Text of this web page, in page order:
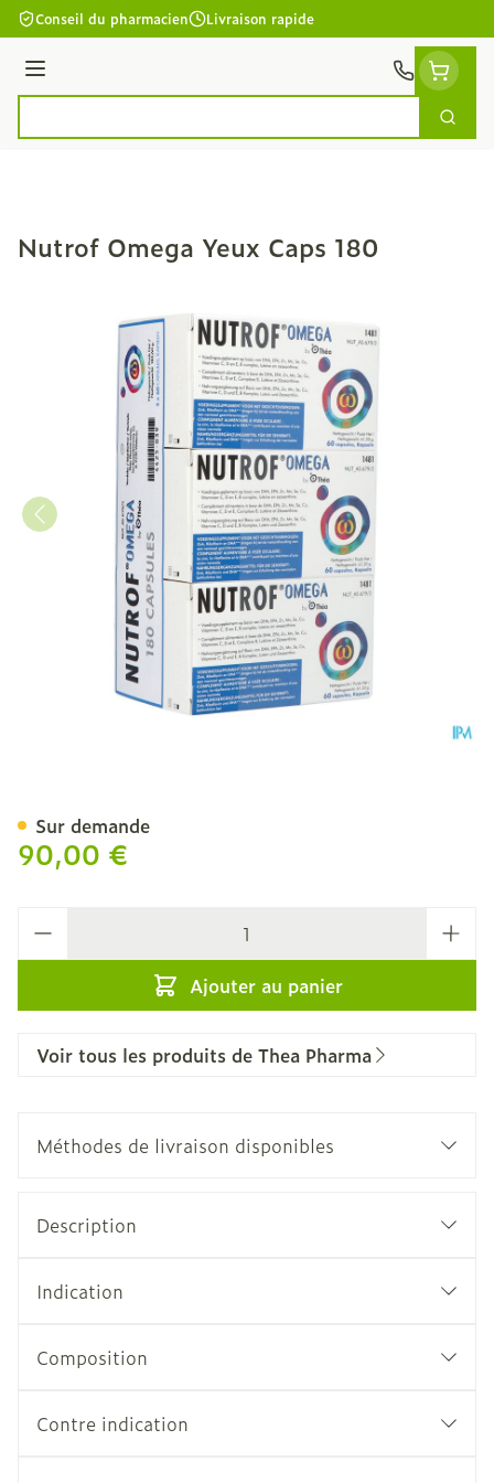
Aller au contenu
Conseil du pharmacien Livraison rapide
Menu
Nutrof Omega Yeux Caps 180
90,00 €
Ajouter au panier
Sur demande
Voir tous les produits de Thea Pharma
Méthodes de livraison disponibles
Description
Indication
Composition
Contre indication